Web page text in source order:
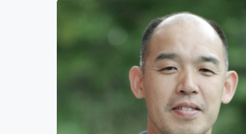
ビジョン&ターゲット
研究開発部門